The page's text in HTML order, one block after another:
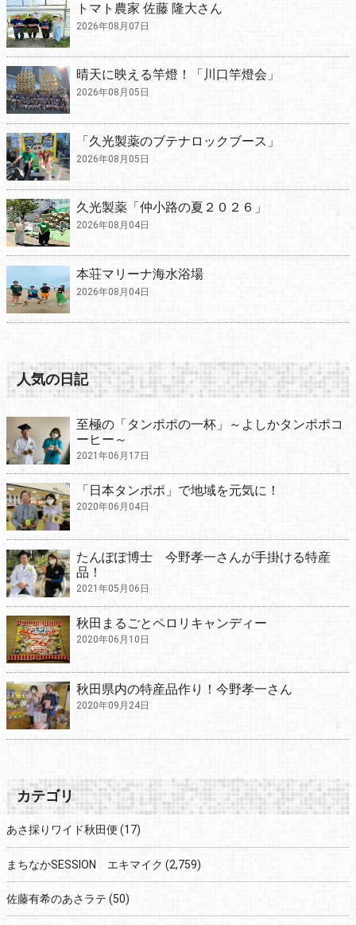
トマト農家 佐藤 隆大さん
2026年08月07日
晴天に映える竿燈！「川口竿燈会」
2026年08月05日
「久光製薬のブテナロックブース」
2026年08月05日
久光製薬「仲小路の夏２０２６」
2026年08月04日
本荘マリーナ海水浴場
2026年08月04日
人気の日記
至極の「タンポポの一杯」～よしかタンポポコ
ーヒー～
2021年06月17日
「日本タンポポ」で地域を元気に！
2020年06月04日
たんぽぽ博士 今野孝一さんが手掛ける特産
品！
2021年05月06日
秋田まるごとペロリキャンディー
2020年06月10日
秋田県内の特産品作り！今野孝一さん
2020年09月24日
カテゴリ
あさ採りワイド秋田便 (17)
まちなかSESSION エキマイク (2,759)
佐藤有希のあさラテ (50)